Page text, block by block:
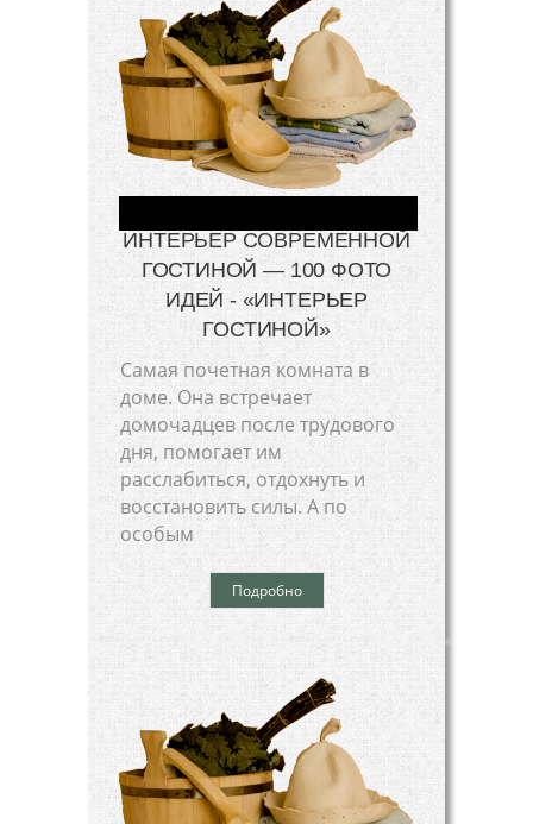
ИНТЕРЬЕР СОВРЕМЕННОЙ
ГОСТИНОЙ — 100 ФОТО
ИДЕЙ - «ИНТЕРЬЕР
ГОСТИНОЙ»
Самая почетная комната в
доме. Она встречает
домочадцев после трудового
дня, помогает им
расслабиться, отдохнуть и
восстановить силы. А по
особым
Подробно